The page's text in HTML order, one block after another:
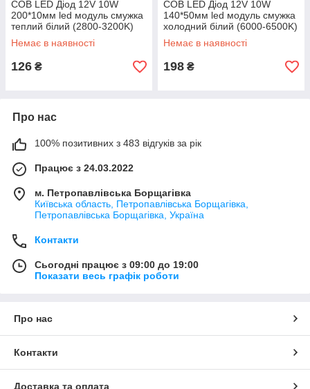
COB LED Діод 12V 10W
200*10мм led модуль смужка
теплий білий (2800-3200K)
Немає в наявності
126 ₴
COB LED Діод 12V 10W
140*50мм led модуль смужка
холодний білий (6000-6500K)
Немає в наявності
198 ₴
Про нас
100% позитивних з 483 відгуків за рік
Працює з 24.03.2022
м. Петропавлівська Борщагівка
Київська область, Петропавлівська Борщагівка,
Петропавлівська Борщагівка, Україна
Контакти
Сьогодні працює з 09:00 до 19:00
Показати весь графік роботи
Про нас
Контакти
Доставка та оплата